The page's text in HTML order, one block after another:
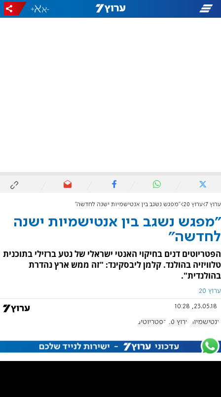
-
+
ערוץ 7 ערוץ 20 "מפגש נשגב בין אנטישמיות ישנה לחדשה"
"מפגש נשגב בין אנטישמיות ישנה
לחדשה"
הפטריוטים דנים בחיקוי האנטי ישראלי של נטע ברזילי בתוכנית
טלוויזיה בהולנד. קלמן ליבסקינד: "זה ממש ארץ נהדרת
בהולנדית".
ערוץ 20
23.05.18, 10:28
אנטישמיות ערוץ 20 הפטריוטים